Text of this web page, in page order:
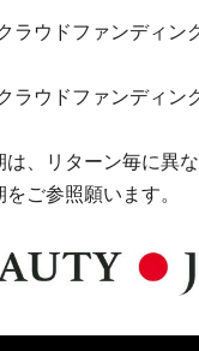
ラウドファンディン
ラウドファンディン
、リターン毎に異
ご参照願います。